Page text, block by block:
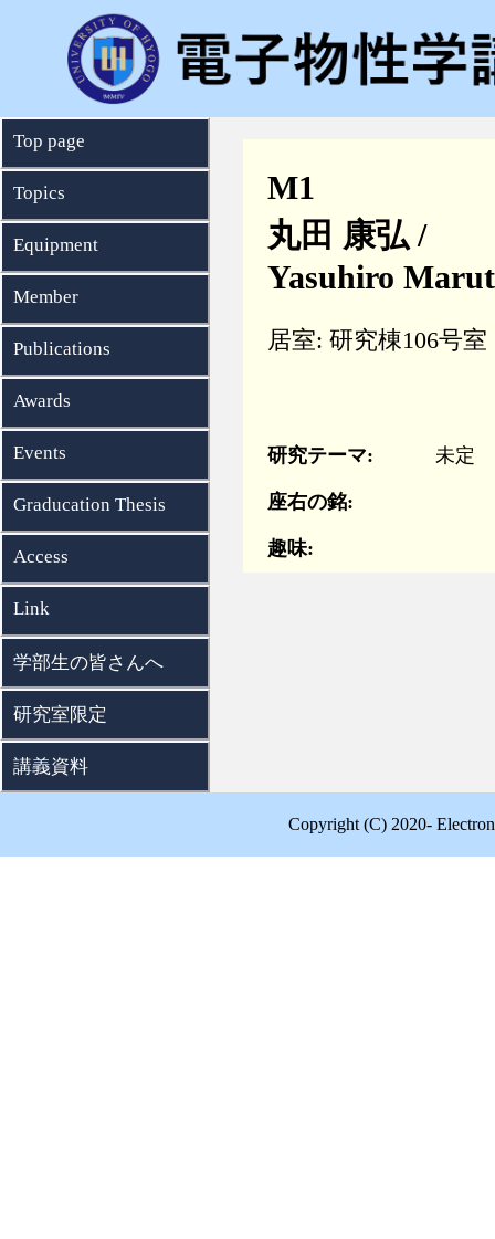
Top page
Topics
Equipment
Member
Publications
Awards
Events
Graducation Thesis
Access
Link
学部生の皆さんへ
研究室限定
講義資料
M1
丸田 康弘 /
Yasuhiro
居室: 研究棟106号室
研究テーマ: 未定
座右の銘:
趣味:
Copyright (C) 2020-